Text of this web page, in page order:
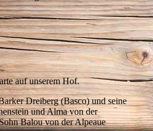
auf unserem Hof.
Dreiberg (Basco) und seine
und Alma von der
Balou von der Alpeaue